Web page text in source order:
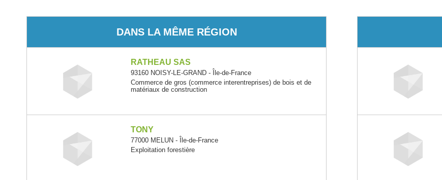
DANS LA MÊME RÉGION
RATHEAU SAS
93160 NOISY-LE-GRAND - Île-de-France
Commerce de gros (commerce interentreprises) de bois et de
matériaux de construction
TONY
77000 MELUN - Île-de-France
Exploitation forestière